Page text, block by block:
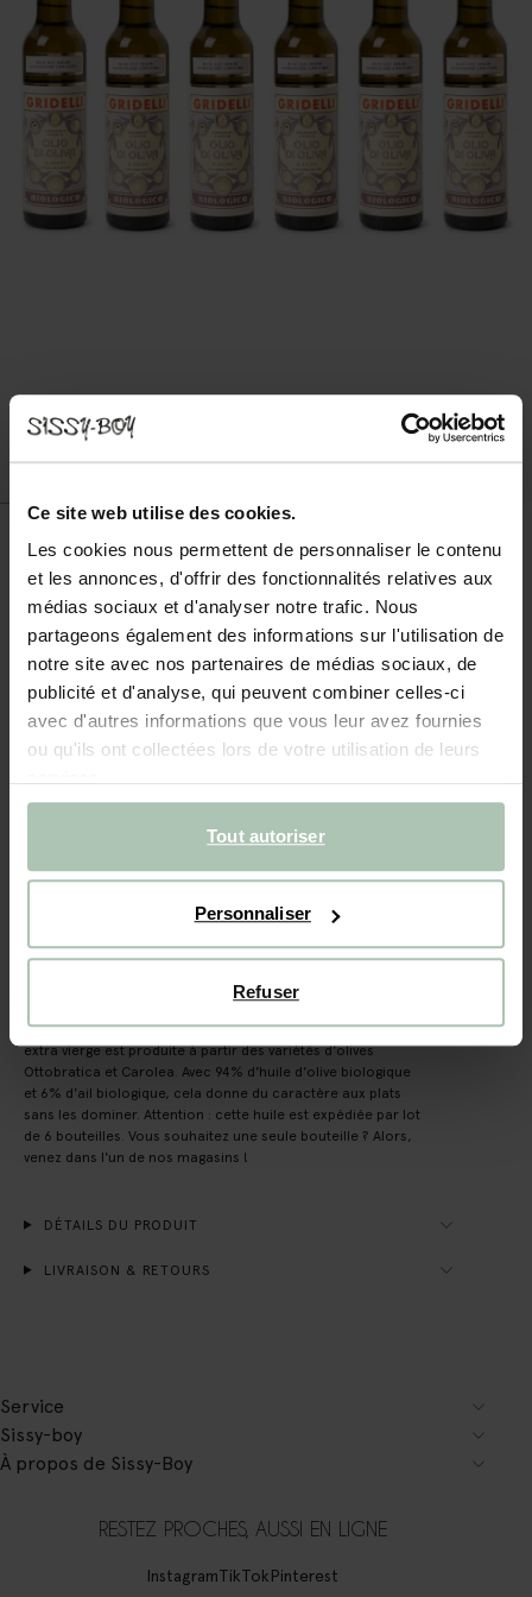
Ce site web utilise des cookies.
Les cookies nous permettent de personnaliser le contenu
et les annonces, d'offrir des fonctionnalités relatives aux
médias sociaux et d'analyser notre trafic. Nous
partageons également des informations sur l'utilisation de
notre site avec nos partenaires de médias sociaux, de
publicité et d'analyse, qui peuvent combiner celles-ci
avec d'autres informations que vous leur avez fournies
ou qu'ils ont collectées lors de votre utilisation de leurs
Tout autoriser
Personnaliser
Refuser
BIENTÔT ÉPUISÉ !
Gridelli Olio al aglio
131.94/ 6 pc
Taille sélectionnée: Onesize
Livraison dans: 3–5 jours ouvrés
AJOUTER AU PANIER
DESCRIPTION
Olio al aglio de Gridelli. Une huile d'olive biologique à l'ail
provenant de la région ensoleillée de Calabre. L'huile d'olive
extra vierge est produite à partir des variétés d'olives
Ottobratica et Carolea. Avec 94% d'huile d'olive biologique
et 6% d'ail biologique, cela donne du caractère aux plats
sans les dominer. Attention : cette huile est expédiée par lot
de 6 bouteilles. Vous souhaitez une seule bouteille ? Alors,
venez dans l'un de nos magasins !
DÉTAILS DU PRODUIT
LIVRAISON & RETOURS
Service
Sissy-boy
À propos de Sissy-Boy
RESTEZ PROCHES, AUSSI EN LIGNE
InstagramTikTokPinterest